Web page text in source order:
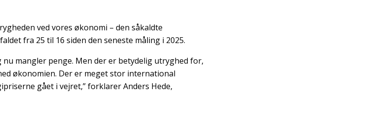
ved vores økonomi – den såkaldte
fra 25 til 16 siden den seneste måling i 2025.
nu mangler penge. Men der er betydelig utryghed for,
økonomien. Der er meget stor international
gået i vejret,” forklarer Anders Hede,